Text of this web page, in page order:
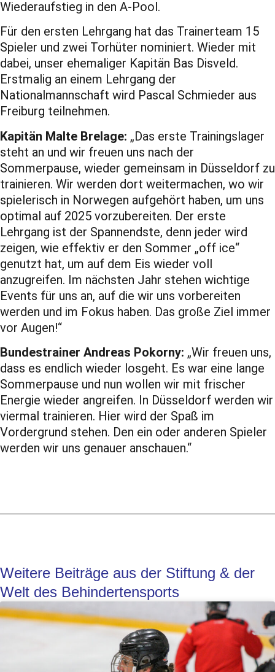
Wiederaufstieg in den A-Pool.
Für den ersten Lehrgang hat das Trainerteam 15
Spieler und zwei Torhüter nominiert. Wieder mit
dabei, unser ehemaliger Kapitän Bas Disveld.
Erstmalig an einem Lehrgang der
Nationalmannschaft wird Pascal Schmieder aus
Freiburg teilnehmen.
Kapitän Malte Brelage: „Das erste Trainingslager
steht an und wir freuen uns nach der
Sommerpause, wieder gemeinsam in Düsseldorf zu
trainieren. Wir werden dort weitermachen, wo wir
spielerisch in Norwegen aufgehört haben, um uns
optimal auf 2025 vorzubereiten. Der erste
Lehrgang ist der Spannendste, denn jeder wird
zeigen, wie effektiv er den Sommer „off ice“
genutzt hat, um auf dem Eis wieder voll
anzugreifen. Im nächsten Jahr stehen wichtige
Events für uns an, auf die wir uns vorbereiten
werden und im Fokus haben. Das große Ziel immer
vor Augen!“
Bundestrainer Andreas Pokorny: „Wir freuen uns,
dass es endlich wieder losgeht. Es war eine lange
Sommerpause und nun wollen wir mit frischer
Energie wieder angreifen. In Düsseldorf werden wir
viermal trainieren. Hier wird der Spaß im
Vordergrund stehen. Den ein oder anderen Spieler
werden wir uns genauer anschauen.“
Weitere Beiträge aus der Stiftung & der
Welt des Behindertensports